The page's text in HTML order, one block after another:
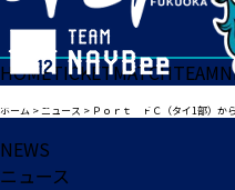
HOMETICKETMATCHTEAM
ホーム >ニュース > Ｐｏｒｔ ＦＣ（タイ1部）か
NEWS
ニュース